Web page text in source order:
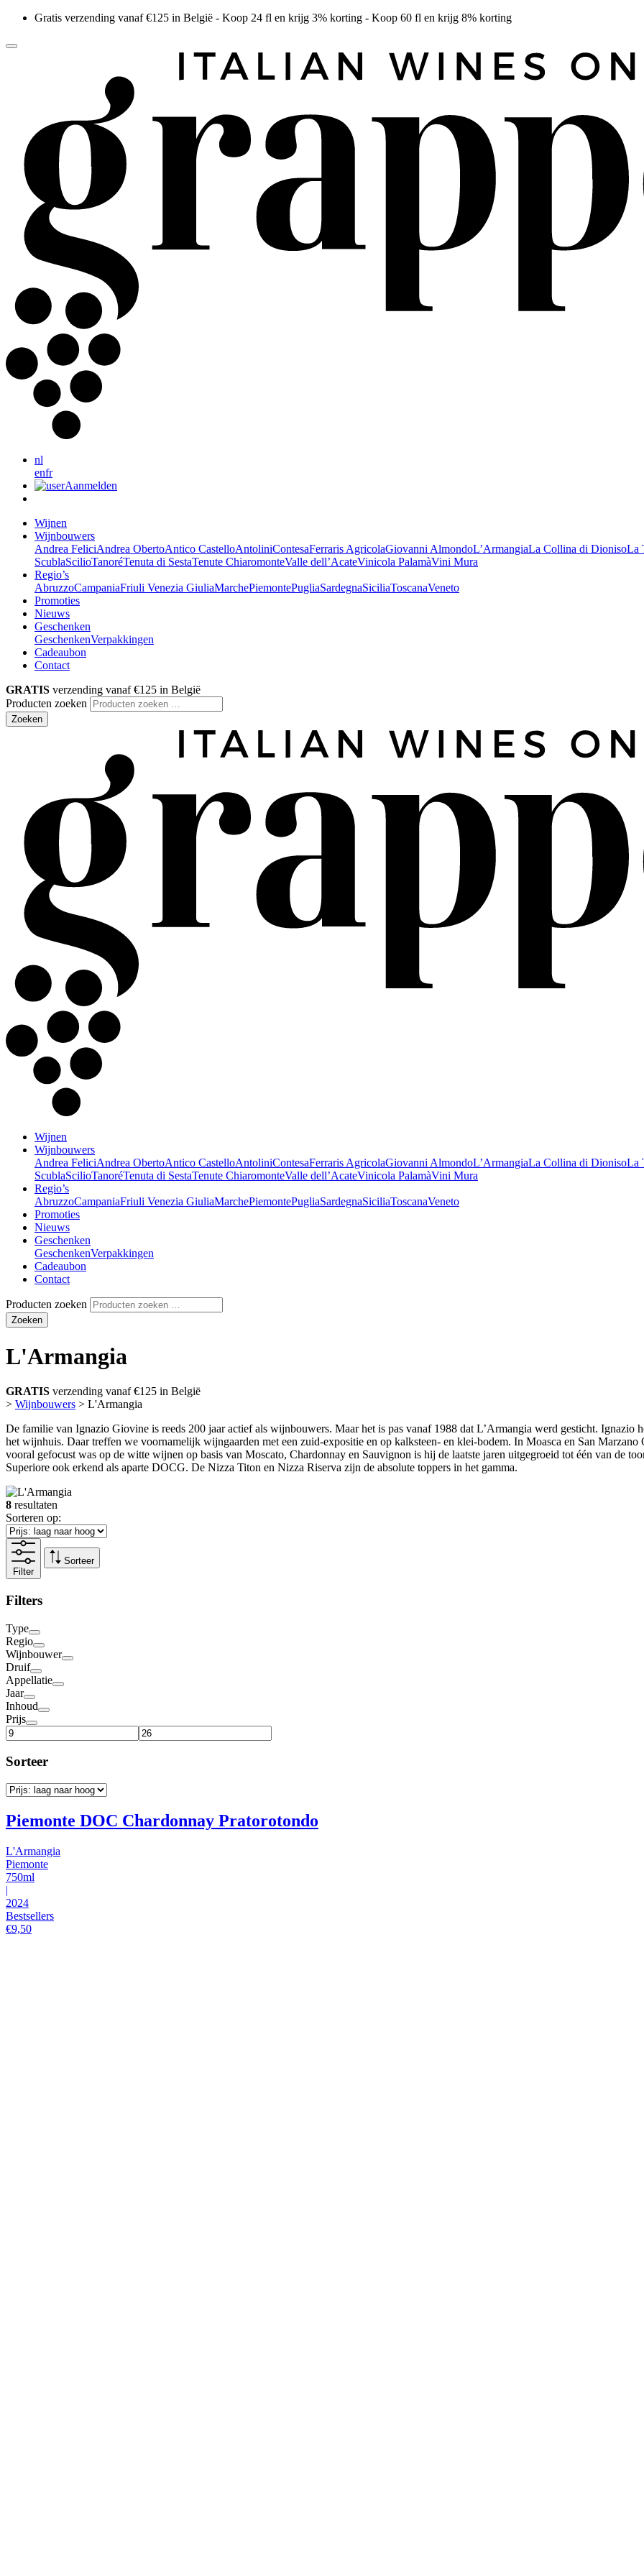
Gratis verzending vanaf €125 in België - Koop 24 fl en krijg 3% korting - Koop 60 fl en krijg 8% korting
nl
enfr
Aanmelden
Wijnen
Wijnbouwers
Andrea FeliciAndrea ObertoAntico CastelloAntoliniContesaFerraris AgricolaGiovanni AlmondoL’ArmangiaLa Collina di DionisoLa
ScublaScilioTanoréTenuta di SestaTenute ChiaromonteValle dell’AcateVinicola PalamàVini Mura
Regio’s
AbruzzoCampaniaFriuli Venezia GiuliaMarchePiemontePugliaSardegnaSiciliaToscanaVeneto
Promoties
Nieuws
Geschenken
GeschenkenVerpakkingen
Cadeaubon
Contact
GRATIS verzending vanaf €125 in België
Producten zoeken
Zoeken
Wijnen
Wijnbouwers
Andrea FeliciAndrea ObertoAntico CastelloAntoliniContesaFerraris AgricolaGiovanni AlmondoL’ArmangiaLa Collina di DionisoLa
ScublaScilioTanoréTenuta di SestaTenute ChiaromonteValle dell’AcateVinicola PalamàVini Mura
Regio’s
AbruzzoCampaniaFriuli Venezia GiuliaMarchePiemontePugliaSardegnaSiciliaToscanaVeneto
Promoties
Nieuws
Geschenken
GeschenkenVerpakkingen
Cadeaubon
Contact
Producten zoeken
Zoeken
L'Armangia
GRATIS verzending vanaf €125 in België
> Wijnbouwers > L'Armangia
De familie van Ignazio Giovine is reeds 200 jaar actief als wijnbouwers. Maar het is pas vanaf 1988 dat L’Armangia werd gesticht. Ignazio
het wijnhuis. Daar treffen we voornamelijk wijngaarden met een zuid-expositie en op kalksteen- en klei-bodem. In Moasca en San
vooral gefocust was op de witte wijnen op basis van Moscato, Chardonnay en Sauvignon is hij de laatste jaren uitgegroeid tot één van de
Superiore ook erkend als aparte DOCG. De Nizza Titon en Nizza Riserva zijn de absolute toppers in het gamma.
8 resultaten
Sorteren op:
Filter
Sorteer
Filters
Type
Regio
Wijnbouwer
Druif
Appellatie
Jaar
Inhoud
Prijs
Sorteer
Piemonte DOC Chardonnay Pratorotondo
L'Armangia
Piemonte
750ml
|
2024
Bestsellers
€9,50